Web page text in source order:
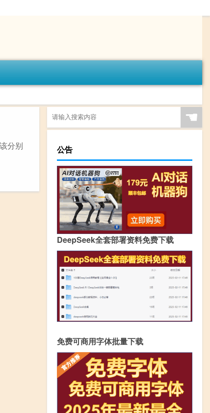
分别
☚
公告
DeepSeek全套部署资料免费下载
免费可商用字体批量下载